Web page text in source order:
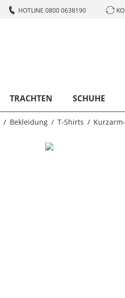
HOTLINE 0800 0638190
TRACHTEN SCHUHE
Bekleidung T-Shirts